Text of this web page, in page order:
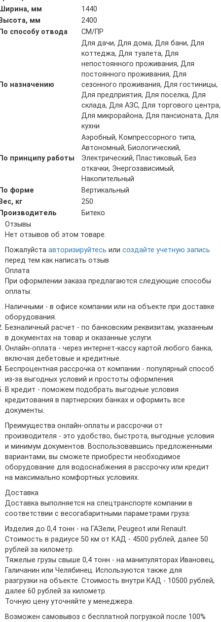
мм
1440
мм
2400
способу отвода
СМ/ПР
назначению
Для дачи, Для дома, Для бани, Для
коттеджа, Для туалета, Для
непостоянного проживания, Для
постоянного проживания, Для
сезонного проживания, Для гостиницы,
Для предприятия, Для поселка, Для
склада, Для АЗС, Для торгового центра,
Для микрорайона, Для пансионата, Для
кухни
принципу работы
Аэробный, Компрессорного типа,
Автономный, Биологический,
Электрический, Пластиковый, Без
откачки, Энергозависимый,
Накопительный
форме
Вертикальный
кг
250
Битеко
Отзывы
Нет отзывов об этом товаре.
Пожалуйста авторизируйтесь или создайте учетную запись
перед тем как написать отзыв
Оплата
При оформлении заказа предлагаются следующие способы
оплаты:
Наличными - в офисе компании или на объекте при доставке
оборудования.
Безналичный расчет - по банковским реквизитам, указанным
в документах на товар и оказанные услуги.
Онлайн-оплата - через интернет-кассу картой любого банка,
включая дебетовые и кредитные.
Беспроцентная рассрочка от компании - популярный способ
из-за выгодных условий и простоты оформления.
В кредит - поможем подобрать выгодные условия
кредитования в партнерских банках и оформить все
документы.
Преимущества онлайн-оплаты и рассрочки от
производителя - это удобство, быстрота, выгодные условия
и минимум документов. Воспользовавшись предложенными
вариантами, вы сможете приобрести необходимое
оборудование для водоснабжения в рассрочку или кредит
на максимально комфортных условиях.
Доставка
Доставка выполняется на спецтранспорте компании в
соответствии с весогабаритными параметрами груза:
Изделия до 0,4 тонн - на ГАЗели, Peugeot или Renault.
Стоимость в радиусе 50 км от КАД - 4500 рублей, далее 50
рублей за километр.
Тяжелые грузы свыше 0,4 тонн - на манипуляторах Ивановец,
Галичанин или Челябинец. Используются также для
разгрузки на объекте. Стоимость внутри КАД - 10500 рублей,
далее 60 рублей за километр.
Точную цену уточняйте у менеджера.
Возможен самовывоз с бесплатной погрузкой после 100%